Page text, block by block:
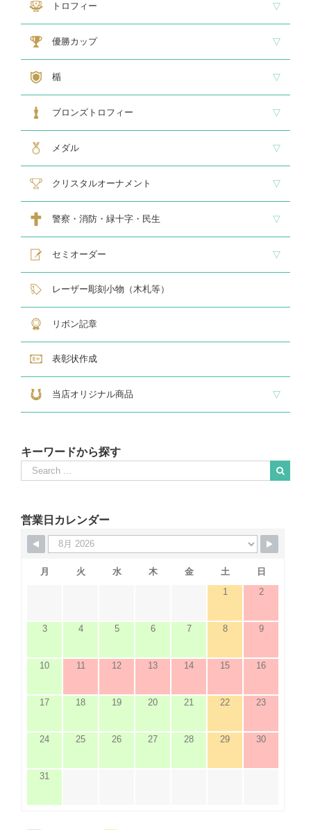
アマビエ木札
アマビエボールチェーンキーホルダー
アマビエトロフィー
トロフィー
大型トロフィー
中型トロフィー１
中型トロフィー２
小型トロフィー
メダル交換式トロフィー
ペナント優勝カップ
大型・高級カップ
レリーフ交換式カップ
スタンダードカップ
デザインカップ
ゴルフ専用カップ
オニックスカップ
ガラスカップ
カラーカップ
ゴールドカップ
プラスチックカップ
ペナント
楯
スタンダード楯１
スタンダード楯２
スタンダード楯３
ゴルフ・野球・サッカー
その他スポーツ、文化系専用楯
メダル・レリーフ交換式楯
ハローキティ楯
ブロンズトロフィー
スタンダードブロンズ
各種専用ブロンズ
ゴルフ専用ブロンズ
メダル・レリーフ交換式ブロンズ
ハローキティブロンズ
メダル
スタンダードメダル
大きなメダル(70mmφ～)
レリーフ式勲章型メダル
オリジナルメダル
メダルケース
クリスタルオーナメント
スタンダードクリスタル１
スタンダードクリスタル２
ゴルフ専用クリスタル
警察・消防・緑十字・民生
レリーフ交換式各種
民生・緑十字専用楯
自衛隊専用
警察消防関連メダル
セミオーダー
サンドブラスト
レーザー彫刻楯
フルカラーダイレクトプリント
インクジェットプリントエポ
オリジナル木札
レーザー彫刻小物（木札等）
リボン記章
表彰状作成
当店オリジナル商品
キーワードから探す
Search
for:
営業日カレンダー
月 火 水 木 金 土
日
1
2
3 4 5 6 7 8 9
10 11 12 13 14 15 16
17 18 19 20 21 22 23
24 25 26 27 28 29 30
31